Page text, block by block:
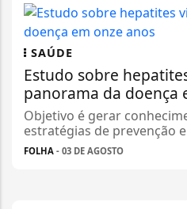
SAÚDE
Estudo sobre
panorama da doença
Objetivo é gerar
estratégias de prevenção
FOLHA - 03 DE AGOSTO